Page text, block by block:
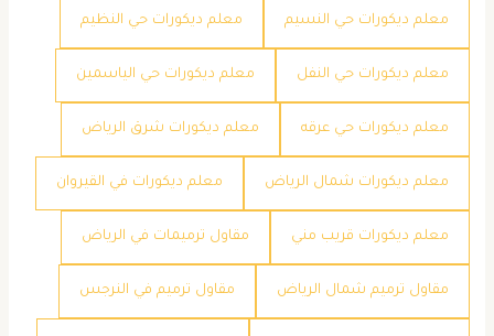
معلم ديكورات حي النسيم معلم ديكورات حي النظيم
معلم ديكورات حي النفل معلم ديكورات حي الياسمين
معلم ديكورات حي عرقه معلم ديكورات شرق الرياض
معلم ديكورات شمال الرياض معلم ديكورات في القيروان
معلم ديكورات قريب مني مقاول ترميمات في الرياض
مقاول ترميم شمال الرياض مقاول ترميم في النرجس